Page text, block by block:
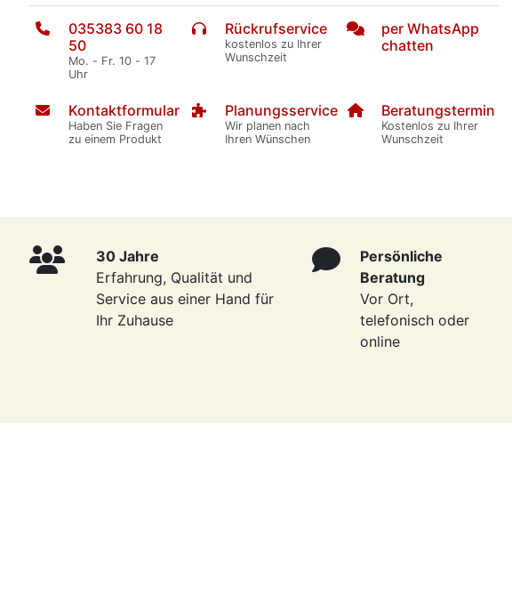
035383 60 18
50
Mo. - Fr. 10 - 17
Uhr
Rückrufservice
kostenlos zu Ihrer
Wunschzeit
per WhatsApp
chatten
Kontaktformular
Haben Sie Fragen
zu einem Produkt
Planungsservice
Wir planen nach
Ihren Wünschen
Beratungstermin
Kostenlos zu Ihrer
Wunschzeit
30 Jahre
Erfahrung, Qualität und
Service aus einer Hand für
Ihr Zuhause
Persönliche
Beratung
Vor Ort,
telefonisch oder
online